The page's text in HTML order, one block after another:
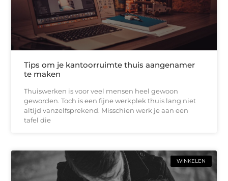
Tips om je kantoorruimte thuis aangenamer
te maken
Thuiswerken is voor veel mensen heel gewoon
geworden. Toch is een fijne werkplek thuis lang niet
altijd vanzelfsprekend. Misschien werk je aan een
tafel die
WINKELEN